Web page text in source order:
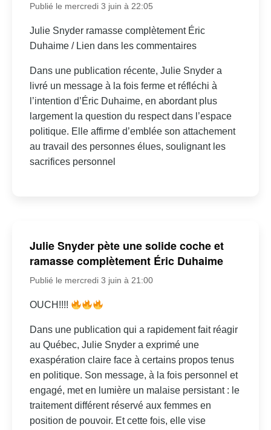
Publié le mercredi 3 juin à 22:05
Julie Snyder ramasse complètement Éric
Duhaime / Lien dans les commentaires
Dans une publication récente, Julie Snyder a
livré un message à la fois ferme et réfléchi à
l’intention d’Éric Duhaime, en abordant plus
largement la question du respect dans l’espace
politique. Elle affirme d’emblée son attachement
au travail des personnes élues, soulignant les
sacrifices personnel
Julie Snyder pète une solide coche et
ramasse complètement Éric Duhaime
Publié le mercredi 3 juin à 21:00
OUCH!!!!
Dans une publication qui a rapidement fait réagir
au Québec, Julie Snyder a exprimé une
exaspération claire face à certains propos tenus
en politique. Son message, à la fois personnel et
engagé, met en lumière un malaise persistant : le
traitement différent réservé aux femmes en
position de pouvoir. Et cette fois, elle vise